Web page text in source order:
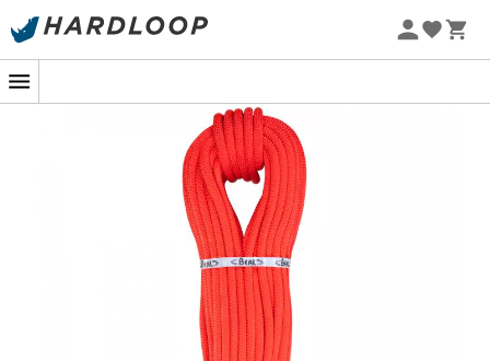
Promoções de verão 🔥 -5% EXTRA a partir de 2 produtos*